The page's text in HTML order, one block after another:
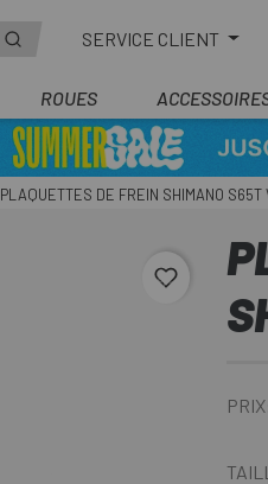
SERVICE CLIENT
ROUES
PLAQUETTES DE FREIN SHIMANO S65T